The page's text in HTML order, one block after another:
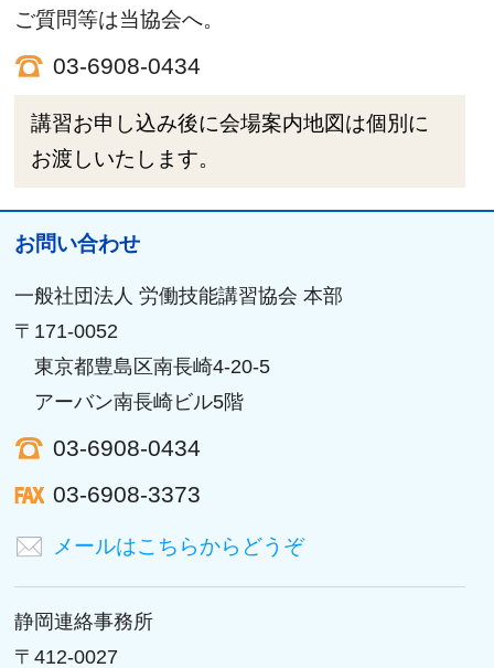
ご質問等は当協会へ。
03-6908-0434
講習お申し込み後に会場案内地図は個別に
お渡しいたします。
お問い合わせ
一般社団法人 労働技能講習協会 本部
〒171-0052
東京都豊島区南長崎4-20-5
アーバン南長崎ビル5階
03-6908-0434
03-6908-3373
メールはこちらからどうぞ
静岡連絡事務所
〒412-0027